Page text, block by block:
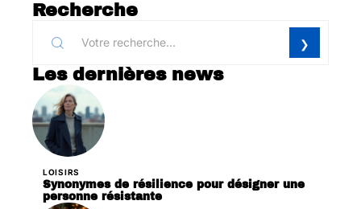
Recherche
Les dernières news
LOISIRS
Synonymes de résilience pour désigner une
personne résistante